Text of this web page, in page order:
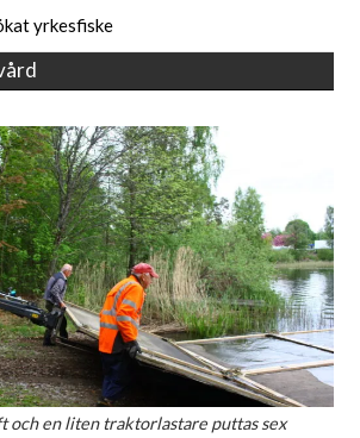
yrkesfiske
och en liten traktorlastare puttas sex